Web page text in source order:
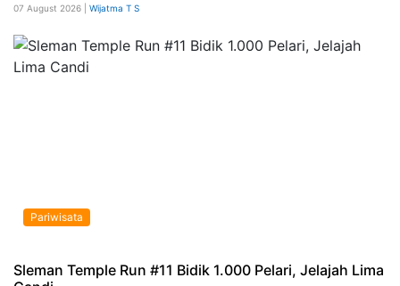
07 August 2026 | Wijatma T S
Pariwisata
Sleman Temple Run #11 Bidik 1.000 Pelari, Jelajah Lima